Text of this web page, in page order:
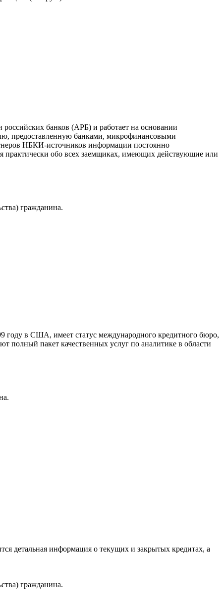
банков (АРБ) и работает на основании
предоставленную банками, микрофинансовыми
НБКИ-источников информации постоянно
практически обо всех заемщиках, имеющих действующие или
гражданина.
году в США, имеет статус международного кредитного бюро,
полный пакет качественных услуг по аналитике в области
детальная информация о текущих и закрытых кредитах, а
гражданина.